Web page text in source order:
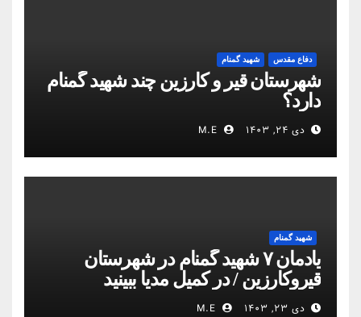
دفاع مقدس شهید گمنام
شهرستان قیر و کارزین چند شهید گمنام
دارد؟
دی ۲۴, ۱۴۰۳
شهید گمنام
یادمان ۷ شهید گمنام در شهرستان
قیروکارزین / در کمیل مدیا ببینید
دی ۲۳, ۱۴۰۳